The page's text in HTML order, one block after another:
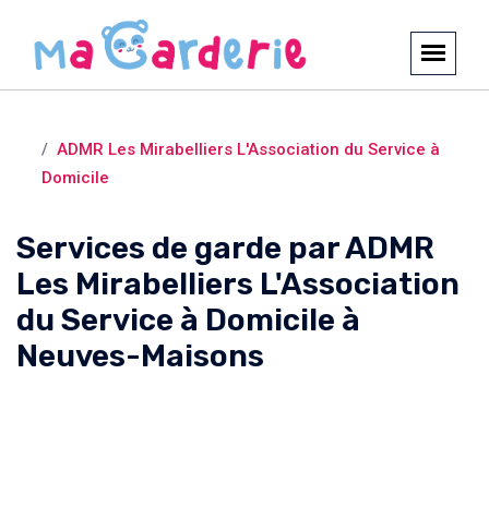
ADMR Les Mirabelliers L'Association du Service à
Domicile
Services de garde par ADMR
Les Mirabelliers L'Association
du Service à Domicile à
Neuves-Maisons